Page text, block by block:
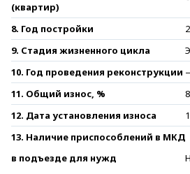
(квартир)
8. Год постройки
9. Стадия жизненного цикла
10. Год проведения реконструкции
11. Общий износ, %
8
12. Дата установления износа
13. Наличие приспособлений в МКД
в подъезде для нужд